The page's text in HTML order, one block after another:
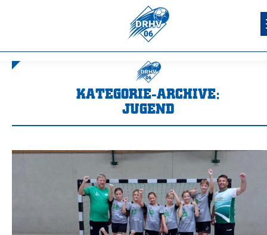
KATEGORIE-ARCHIVE:
JUGEND